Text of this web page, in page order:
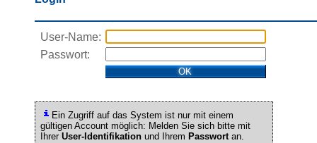
User-Name:
Passwort:
Ein Zugriff auf das System ist nur mit einem
gültigen Account möglich: Melden Sie sich bitte mit
Ihrer User-Identifikationund Ihrem Passwortan.